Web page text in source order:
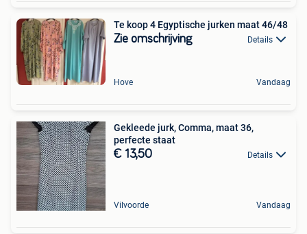
Te koop 4 Egyptische jurken maat 46/48
Zie omschrijving Details
Hove Vandaag
Gekleede jurk, Comma, maat 36,
perfecte staat
€ 13,50 Details
Vilvoorde Vandaag